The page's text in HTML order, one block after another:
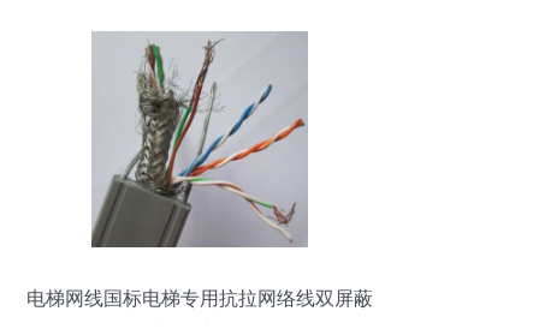
电梯网线国标电梯专用抗拉网络线双屏蔽